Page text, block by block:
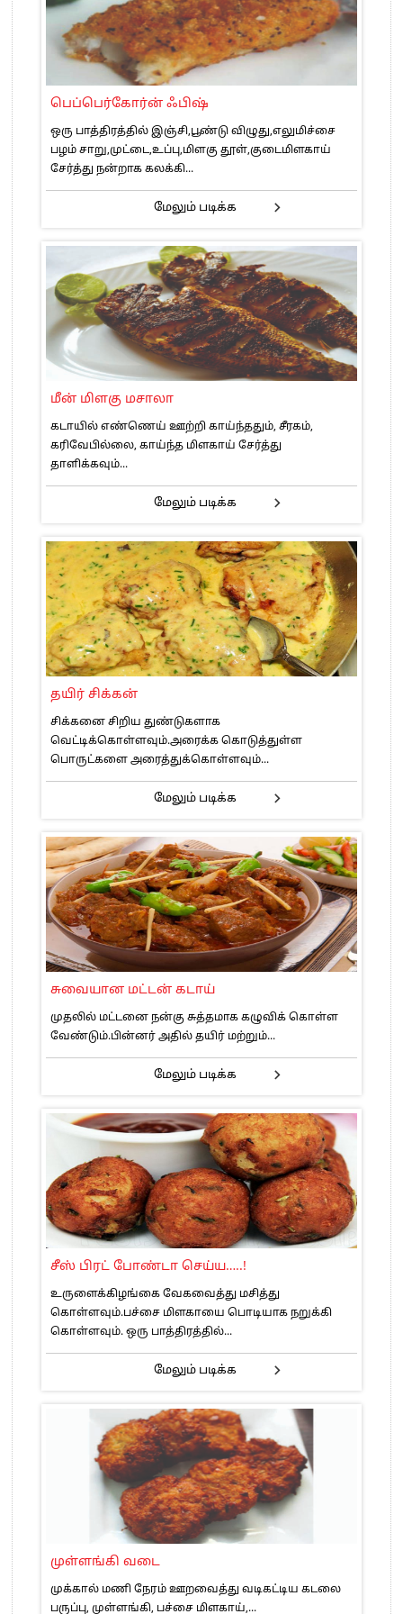
பெப்பெர்கோர்ன் ஃபிஷ்
ஒரு பாத்திரத்தில் இஞ்சி,பூண்டு விழுது,எலுமிச்சை
பழம் சாறு,முட்டை,உப்பு,மிளகு தூள்,குடைமிளகாய்
சேர்த்து நன்றாக கலக்கி...
மேலும் படிக்க
மீன் மிளகு மசாலா
கடாயில் எண்ணெய் ஊற்றி காய்ந்ததும், சீரகம்,
கரிவேபில்லை, காய்ந்த மிளகாய் சேர்த்து
தாளிக்கவும்...
மேலும் படிக்க
தயிர் சிக்கன்
சிக்கனை சிறிய துண்டுகளாக
வெட்டிக்கொள்ளவும்.அரைக்க கொடுத்துள்ள
பொருட்களை அரைத்துக்கொள்ளவும்...
மேலும் படிக்க
சுவையான மட்டன் கடாய்
முதலில் மட்டனை நன்கு சுத்தமாக கழுவிக் கொள்ள
வேண்டும்.பின்னர் அதில் தயிர் மற்றும்...
மேலும் படிக்க
சீஸ் பிரட் போண்டா செய்ய…..!
உருளைக்கிழங்கை வேகவைத்து மசித்து
கொள்ளவும்.பச்சை மிளகாயை பொடியாக நறுக்கி
கொள்ளவும். ஒரு பாத்திரத்தில்...
மேலும் படிக்க
முள்ளங்கி வடை
முக்கால் மணி நேரம் ஊறவைத்து வடிகட்டிய கடலை
பருப்பு, முள்ளங்கி, பச்சை மிளகாய்,...